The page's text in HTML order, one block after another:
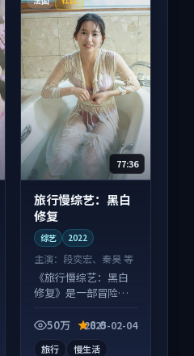
77:36
旅行慢综艺：黑白
修复
综艺 2022
主演：段奕宏、秦昊 等
《旅行慢综艺：黑白
修复》是一部冒险向
发酵，适合周末一口
50万 8.0
2025-02-04
旅行
慢生活